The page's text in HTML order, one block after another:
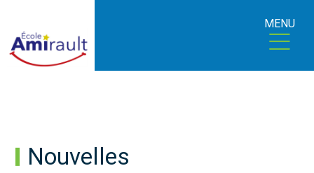
MENU
Nouvelles